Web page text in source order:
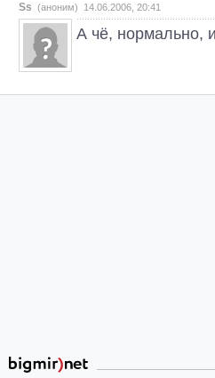
Ss (аноним) 14.06.2006, 20:41
А чё, нормально,